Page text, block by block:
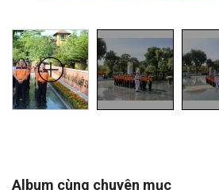
Album cùng chuyên mục